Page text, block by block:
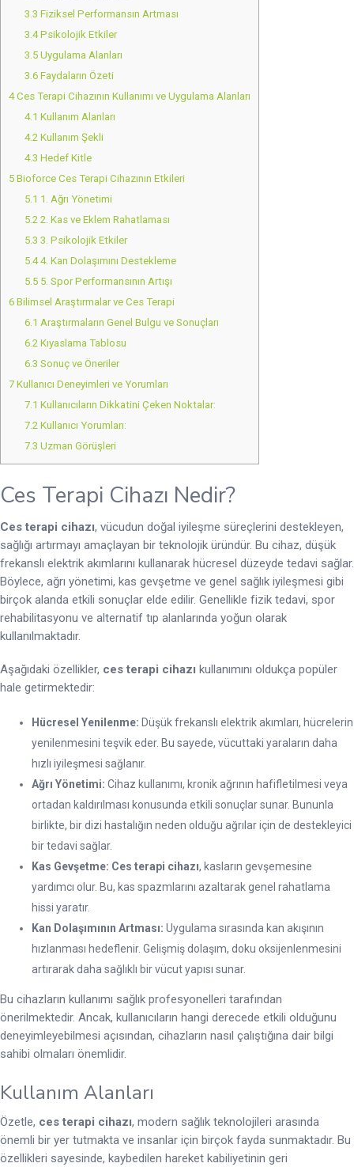
3.3 Fiziksel Performansın Artması
3.4Psikolojik Etkiler
3.5Uygulama Alanları
3.6Faydaların Özeti
4Ces Terapi Cihazının Kullanımı ve Uygulama Alanları
4.1 Kullanım Alanları
4.2 Kullanım Şekli
4.3 Hedef Kitle
5 Bioforce Ces Terapi Cihazının Etkileri
5.1 1. Ağrı Yönetimi
5.2 2. Kas ve Eklem Rahatlaması
5.3 3. Psikolojik Etkiler
5.44. Kan Dolaşımını Destekleme
5.55. Spor Performansının Artışı
6 Bilimsel Araştırmalar ve Ces Terapi
6.1 Araştırmaların Genel Bulgu ve Sonuçları
6.2 Kıyaslama Tablosu
6.3 Sonuç ve Öneriler
7 Kullanıcı Deneyimleri ve Yorumları
7.1 Kullanıcıların Dikkatini Çeken Noktalar:
7.2 Kullanıcı Yorumları:
7.3 Uzman Görüşleri
Ces Terapi Cihazı Nedir?
Ces terapi cihazı, vücudun doğal iyileşme süreçlerini destekleyen,
sağlığı artırmayı amaçlayan bir teknolojik üründür. Bu cihaz, düşük
frekanslı elektrik akımlarını kullanarak hücresel düzeyde tedavi sağlar.
Böylece, ağrı yönetimi, kas gevşetme ve genel sağlık iyileşmesi gibi
birçok alanda etkili sonuçlar elde edilir. Genellikle fizik tedavi, spor
rehabilitasyonu ve alternatif tıp alanlarında yoğun olarak
kullanılmaktadır.
Aşağıdaki özellikler, ces terapi cihazı kullanımını oldukça popüler
hale getirmektedir:
Hücresel Yenilenme: Düşük frekanslı elektrik akımları, hücrelerin
yenilenmesini teşvik eder. Bu sayede, vücuttaki yaraların daha
hızlı iyileşmesi sağlanır.
Ağrı Yönetimi: Cihaz kullanımı, kronik ağrının hafifletilmesi veya
ortadan kaldırılması konusunda etkili sonuçlar sunar. Bununla
birlikte, bir dizi hastalığın neden olduğu ağrılar için de destekleyici
bir tedavi sağlar.
Kas Gevşetme: Ces terapi cihazı, kasların gevşemesine
yardımcı olur. Bu, kas spazmlarını azaltarak genel rahatlama
hissi yaratır.
Kan Dolaşımının Artması: Uygulama sırasında kan akışının
hızlanması hedeflenir. Gelişmiş dolaşım, doku oksijenlenmesini
artırarak daha sağlıklı bir vücut yapısı sunar.
Bu cihazların kullanımı sağlık profesyonelleri tarafından
önerilmektedir. Ancak, kullanıcıların hangi derecede etkili olduğunu
deneyimleyebilmesi açısından, cihazların nasıl çalıştığına dair bilgi
sahibi olmaları önemlidir.
Kullanım Alanları
Özetle, ces terapi cihazı, modern sağlık teknolojileri arasında
önemli bir yer tutmakta ve insanlar için birçok fayda sunmaktadır. Bu
özellikleri sayesinde, kaybedilen hareket kabiliyetinin geri